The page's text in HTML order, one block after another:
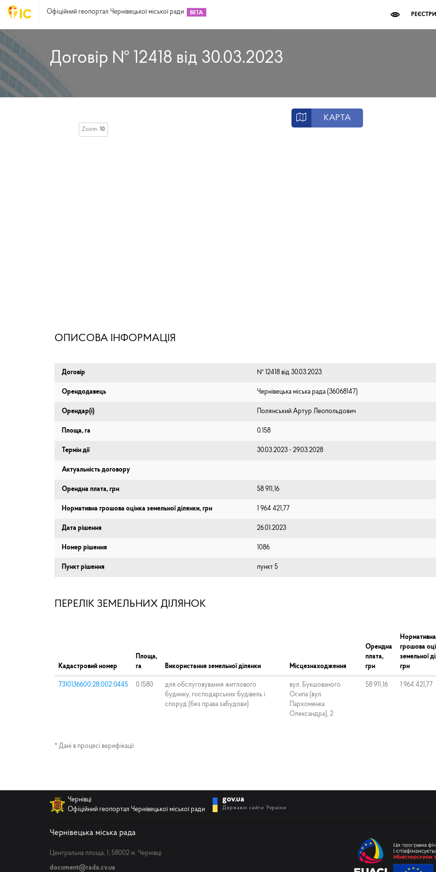
Офіційний геопортал Чернівецької міської ради РЕЄСТРИ
Договір № 12418 від 30.03.2023
КАРТА
Zoom: 10
ОПИСОВА ІНФОРМАЦІЯ
Договір № 12418 від 30.03.2023
Орендодавець Чернівецька міська рада (⁨36068147⁩)
Орендар(і) Полянський Артур Леопольдович
Площа, га 0.158
Термін дії 30.03.2023 - 29.03.2028
Актуальність договору
Орендна плата, грн 58 911,16
Нормативна грошова оцінка земельної ділянки, грн 1 964 421,77
Дата рішення 26.01.2023
Номер рішення 1086
Пункт рішення пункт 5
ПЕРЕЛІК ЗЕМЕЛЬНИХ ДІЛЯНОК
Кадастровий номер
Площа,
га
Використання земельної ділянки Місцезнаходження
Орендна
плата,
грн
Нормативна
грошова
земельної
грн
7310136600:28:002:0445 0.1580
для обслуговування житлового
будинку, господарських будівель і
споруд (без права забудови)
вул. Букшованого
Осипа (вул.
Пархоменка
Олександра), 2
58 911,16 1 964 421,77
* Дані в процесі верифікації
Чернівці
Офіційний геопортал Чернівецької міської ради
gov.ua
Державні сайти України
Чернівецька міська рада
Центральна площа, 1, 58002 м. Чернівці
document@rada.cv.ua